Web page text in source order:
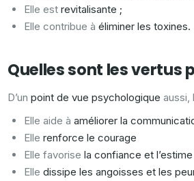
Elle est revitalisante ;
Elle contribue à éliminer les toxines.
Quelles sont les vertus
D’un point de vue psychologique aussi,
Elle aide à améliorer la
Elle renforce le courage
Elle favorise la confiance et
Elle dissipe les angoisses et les